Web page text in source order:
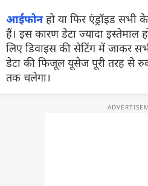
आईफोनहो या फिर एंड्रॉइड सभी
हैं। इस कारण डेटा ज्यादा
लिए डिवाइस की सेटिंग में जाकर
डेटा की फिजूल यूसेज पूरी तरह से
तक चलेगा।